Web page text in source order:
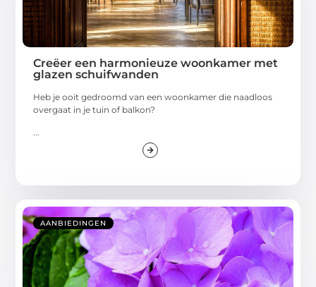
Creëer een harmonieuze woonkamer met
glazen schuifwanden
Heb je ooit gedroomd van een woonkamer die naadloos
overgaat in je tuin of balkon?
...
AANBIEDINGEN